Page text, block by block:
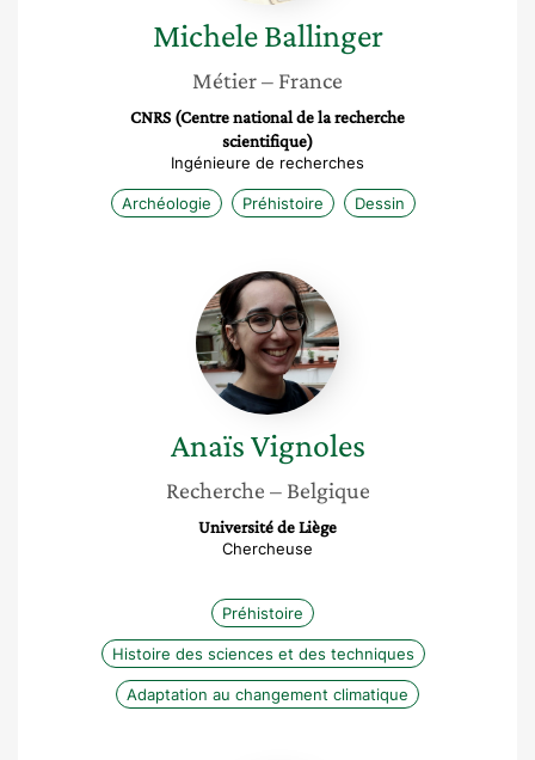
Michele Ballinger
Métier– France
CNRS (Centre national de la recherche
scientifique)
Ingénieure de recherches
Archéologie Préhistoire Dessin
Anaïs
Vignoles
AnaïsVignoles
Recherche – Belgique
Université de Liège
Chercheuse
Préhistoire
Histoire des sciences et des techniques
Adaptation au changement climatique